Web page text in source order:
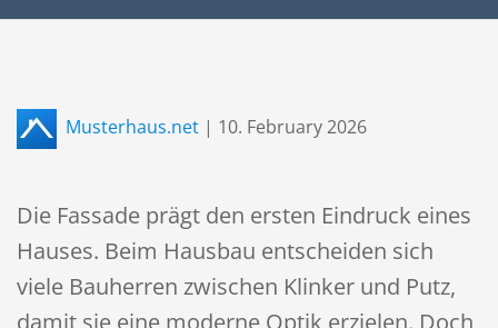
Musterhaus.net | 10. February 2026
Die Fassade prägt den ersten Eindruck eines
Hauses. Beim Hausbau entscheiden sich
viele Bauherren zwischen Klinker und Putz,